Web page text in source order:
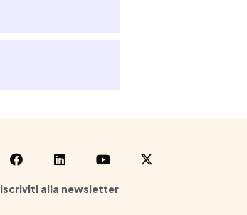
Iscriviti alla newsletter